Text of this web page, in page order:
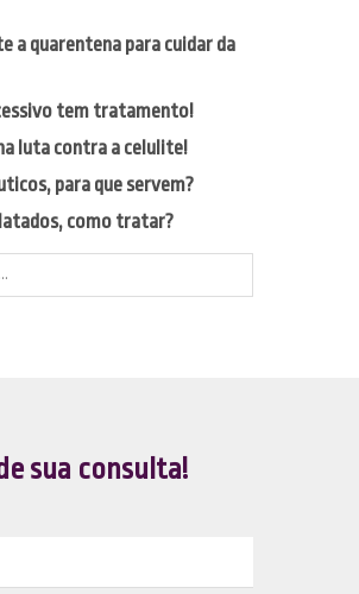
a quarentena para cuidar da
tem tratamento!
luta contra a celulite!
para que servem?
como tratar?
sua consulta!